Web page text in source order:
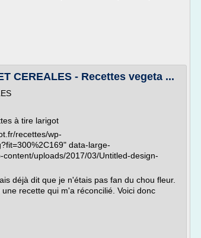
CEREALES - Recettes vegeta ...
à tire larigot
recettes/wp-
data-large-
uploads/2017/03/Untitled-design-
déjà dit que je n'étais pas fan du chou fleur.
recette qui m'a réconcilié. Voici donc